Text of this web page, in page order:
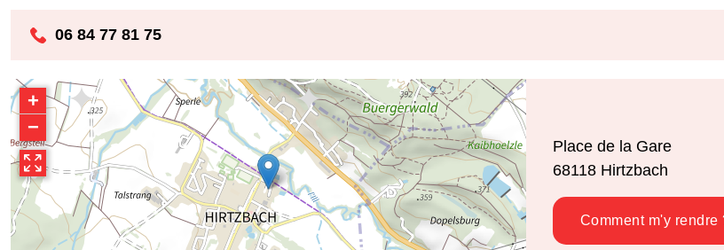
06 84 77 81 75
+
−
Place de la Gare
68118 Hirtzbach
Comment m'y rendre